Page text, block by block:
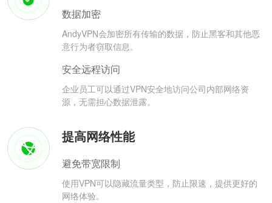
数据加密
AndyVPN会加密所有传输的数据，防止黑客和其他恶
意行为者窃取信息。
安全远程访问
企业员工可以通过VPN安全地访问公司内部网络资
源，无需担心数据泄露。
提高网络性能
避免带宽限制
使用VPN可以隐藏流量类型，防止限速，提供更好的
网络体验。